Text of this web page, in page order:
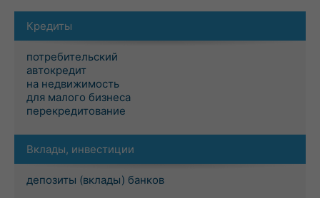
Кредиты
потребительский
автокредит
на недвижимость
для малого бизнеса
перекредитование
Вклады, инвестиции
депозиты (вклады) банков